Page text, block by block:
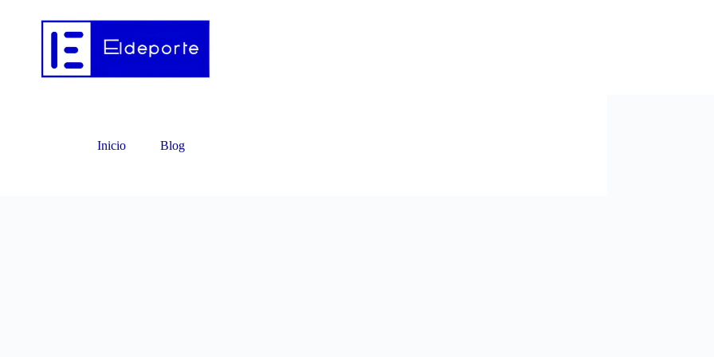
Inicio Blog